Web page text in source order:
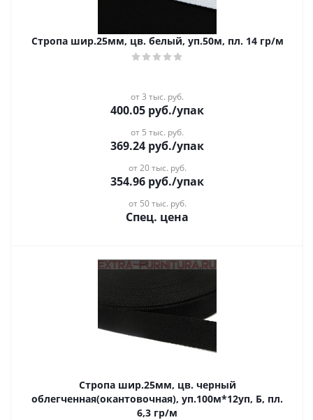
Стропа шир.25мм, цв. белый, уп.50м, пл. 14 гр/м
от 3 тыс. руб.
400.05 руб./упак
от 5 тыс. руб.
369.24 руб./упак
от 20 тыс. руб.
354.96 руб./упак
от 50 тыс. руб.
Спец. цена
Стропа шир.25мм, цв. черный
облегченная(окантовочная), уп.100м*12уп, Б, пл.
6,3 гр/м